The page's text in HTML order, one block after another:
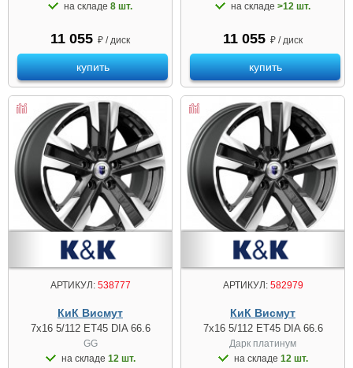
на складе 8 шт.
11 055 ₽ / диск
купить
на складе >12 шт.
11 055 ₽ / диск
купить
АРТИКУЛ:538777
КиК Висмут
7x16 5/112 ET45 DIA 66.6
GG
на складе 12 шт.
АРТИКУЛ:582979
КиК Висмут
7x16 5/112 ET45 DIA 66.6
Дарк платинум
на складе 12 шт.